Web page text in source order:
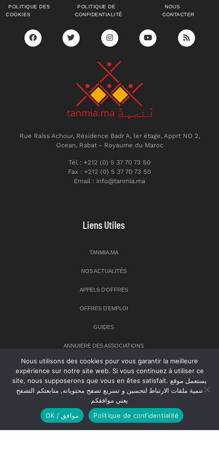
POLITIQUE DES
COOKIES
POLITIQUE DE
CONFIDENTIALITÉ
NOUS
CONTACTER
Rue Raiss Achour, Résidence Badr A, ler étage, Apprt NO 2,
Ocean, Rabat - Royaume du Maroc
Tél : +212 (0) 5 37 70 73 50
Fax : +212 (0) 5 37 70 73 50
Email : info@tanmia.ma
Liens Utiles
TANMIA.MA
NOS ACTUALITÉS
APPELS D’OFFRES
OFFRES D’EMPLOI
GUIDES
ANNUIERE DES ASSOCIATIONS
Newsletter
Inscrivez-vous à notre newsletter pour recevoir les dernières
nouvelles sur TANMIA
Nous utilisons des cookies pour vous garantir la meilleure
expérience sur notre site web. Si vous continuez à utiliser ce
site, nous supposerons que vous en êtes satisfait. يستعمل موقع
تنمية ملفات الارتباط لتحسين و تسريع تصفح محتوياته, متابعتكم التصفح
يعني موافقكم
OK / موافق
Politique de confidentialité